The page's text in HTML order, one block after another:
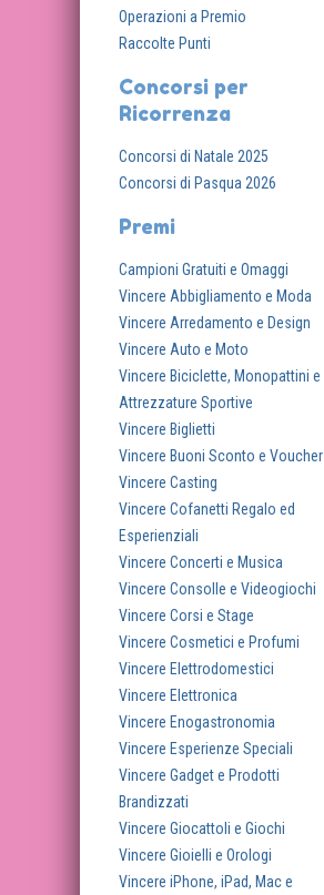
Operazioni a Premio
Raccolte Punti
Concorsi per
Ricorrenza
Concorsi di Natale 2025
Concorsi di Pasqua 2026
Premi
Campioni Gratuiti e Omaggi
Vincere Abbigliamento e Moda
Vincere Arredamento e Design
Vincere Auto e Moto
Vincere Biciclette, Monopattini e
Attrezzature Sportive
Vincere Biglietti
Vincere Buoni Sconto e Voucher
Vincere Casting
Vincere Cofanetti Regalo ed
Esperienziali
Vincere Concerti e Musica
Vincere Consolle e Videogiochi
Vincere Corsi e Stage
Vincere Cosmetici e Profumi
Vincere Elettrodomestici
Vincere Elettronica
Vincere Enogastronomia
Vincere Esperienze Speciali
Vincere Gadget e Prodotti
Brandizzati
Vincere Giocattoli e Giochi
Vincere Gioielli e Orologi
Vincere iPhone, iPad, Mac e